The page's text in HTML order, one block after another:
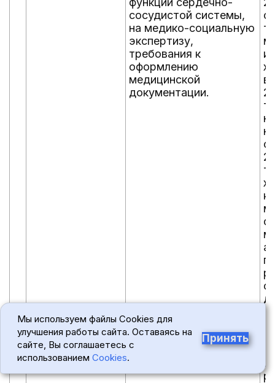
сосудистой системы,
на медико-социальную
экспертизу,
требования к
оформлению
медицинской
документации.
к
Мы используем файлы Cookies для
улучшения работы сайта. Оставаясь на
сайте, Вы соглашаетесь с
использованием Cookies.
Принять